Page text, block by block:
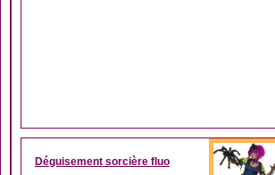
Déguisement sorcière fluo